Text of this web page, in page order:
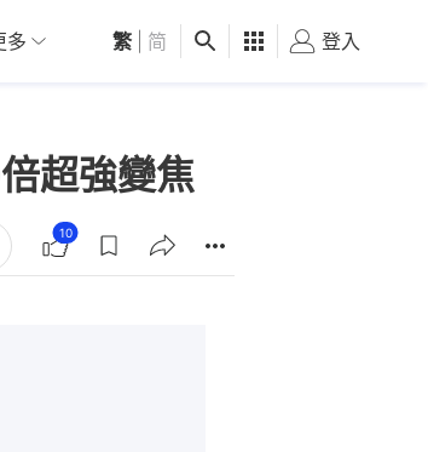
01深圳 觀點 健康 好食玩飛
多 繁 简 登入
超強變焦
10